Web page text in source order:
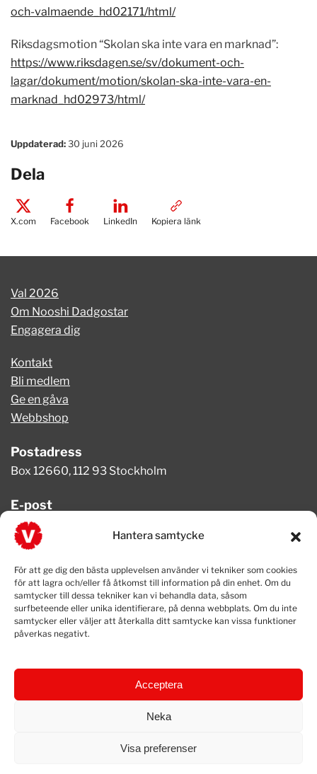
Hantera samtycke
För att ge dig den bästa upplevelsen använder vi tekniker som cookies
för att lagra och/eller få åtkomst till information på din enhet. Om du
samtycker till dessa tekniker kan vi behandla data, såsom
surfbeteende eller unika identifierare, på denna webbplats. Om du inte
samtycker eller väljer att återkalla ditt samtycke kan vissa funktioner
påverkas negativt.
Acceptera
Neka
Visa preferenser
och-valmaende_hd02171/html/
Riksdagsmotion “Skolan ska inte vara en marknad”:
https://www.riksdagen.se/sv/dokument-och-
lagar/dokument/motion/skolan-ska-inte-vara-en-
marknad_hd02973/html/
Uppdaterad:30 juni 2026
Dela
X.com Facebook LinkedIn Kopiera länk
Val 2026
Om Nooshi Dadgostar
Engagera dig
Kontakt
Bli medlem
Ge en gåva
Webbshop
Postadress
Box 12660, 112 93 Stockholm
E-post
info@vansterpartiet.se
08-654 08 20
© 2025 Vänsterpartiet • Vänsterpartiet • Box 12660, 112 93